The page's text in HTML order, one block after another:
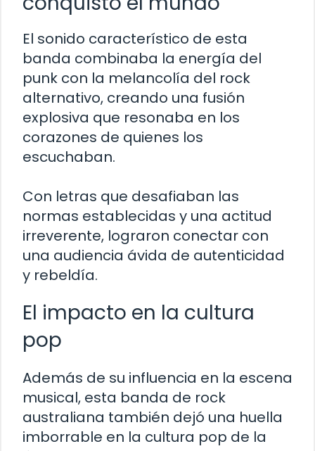
El sonido característico de esta
banda combinaba la energía del
punk con la melancolía del rock
alternativo, creando una fusión
explosiva que resonaba en los
corazones de quienes los
escuchaban.
Con letras que desafiaban las
normas establecidas y una actitud
irreverente, lograron conectar con
una audiencia ávida de autenticidad
y rebeldía.
El impacto en la cultura
pop
Además de su influencia en la escena
musical, esta banda de rock
australiana también dejó una huella
imborrable en la cultura pop de la